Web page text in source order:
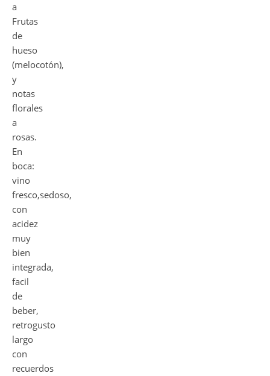
a
Frutas
de
hueso
(melocotón),
y
notas
florales
a
rosas.
En
boca:
vino
fresco,sedoso,
con
acidez
muy
bien
integrada,
facil
de
beber,
retrogusto
largo
con
recuerdos